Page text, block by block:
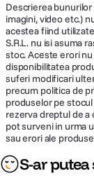
SPECIFICATII
Sistem audio
Conectivitate
Compatibilitate
Descrierea
imagini, video etc.)
acestea fiind
S.R.L. nu isi asuma
stoc. Aceste erori nu
disponibilitatea
suferi modificari
precum politica de
produselor pe stocul
rezerva dreptul de a
pot surveni in urma
sau erori ale
S-ar putea